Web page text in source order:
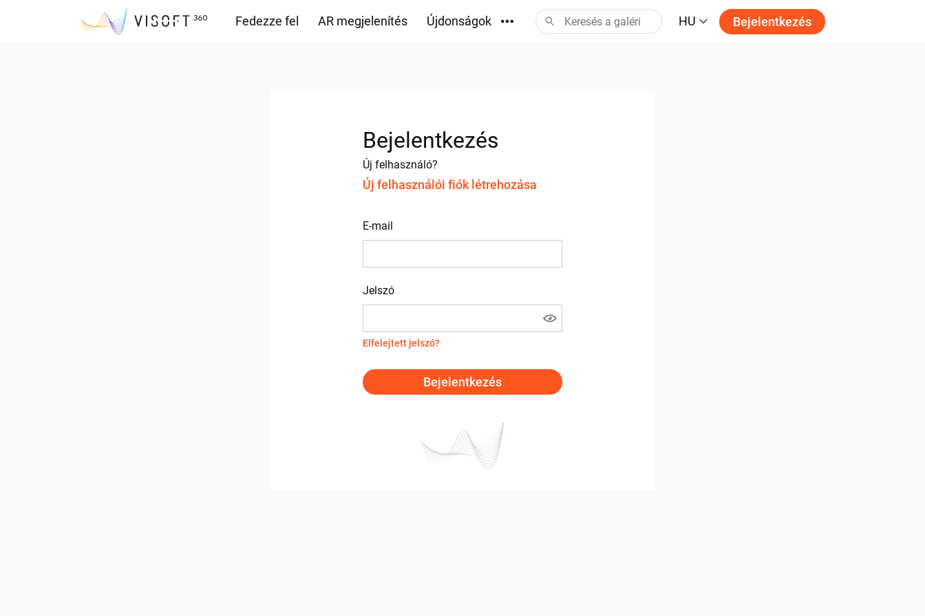
Fedezze fel AR megjelenítés Újdonságok HU Bejelentkezés
Bejelentkezés
Új felhasználó?
Új felhasználói fiók létrehozása
E-mail
Jelszó
Elfelejtett jelszó?
Bejelentkezés